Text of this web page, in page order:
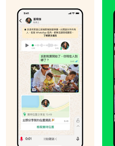
软件功能：
1、端到端加密通信：
聊天消息、语音以及视频通